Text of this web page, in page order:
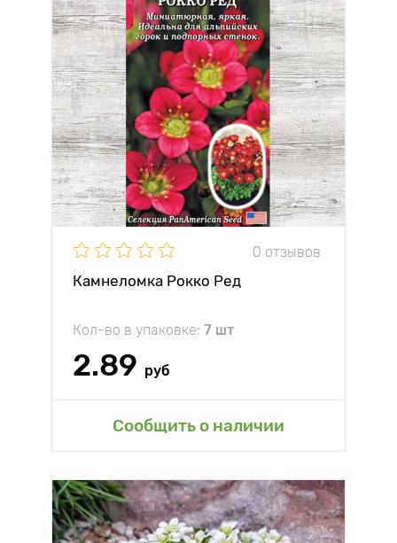
0 отзывов
Камнеломка Рокко Ред
Кол-во в упаковке: 7 шт
2.89 руб
Сообщить о наличии